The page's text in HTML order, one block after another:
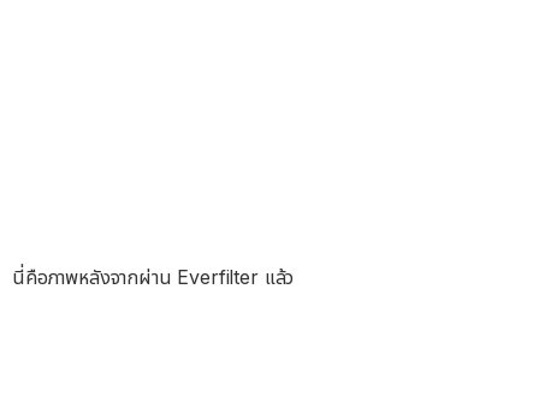
นี่คือภาพหลังจากผ่าน Everfilter แล้ว